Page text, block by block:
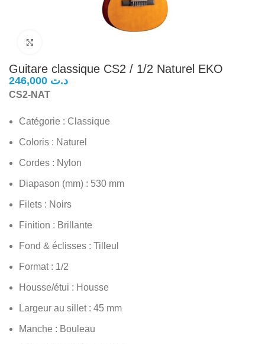
Guitare classique CS2 / 1/2 Naturel EKO
د.ت
CS2-NAT
Catégorie : Classique
Coloris : Naturel
Cordes : Nylon
Diapason (mm) : 530 mm
Filets : Noirs
Finition : Brillante
Fond & éclisses : Tilleul
Format : 1/2
Housse/étui : Housse
Largeur au sillet : 45 mm
Manche : Bouleau